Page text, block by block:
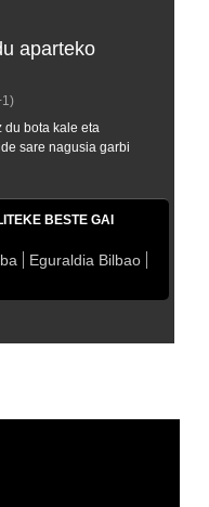
aparteko
du bota kale eta
sare nagusia garbi
BESTE GAI
Eguraldia Bilbao